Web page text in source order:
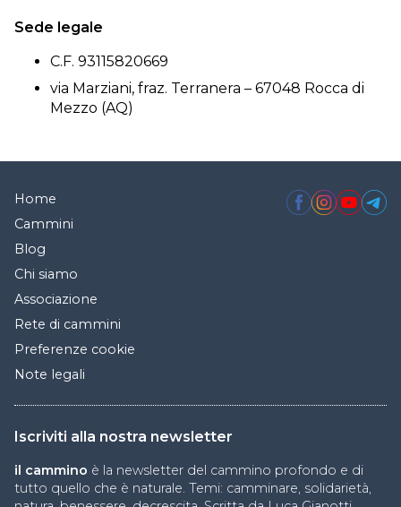
Sede legale
C.F. 93115820669
via Marziani, fraz. Terranera – 67048 Rocca di
Mezzo (AQ)
Home
Cammini
Blog
Chi siamo
Associazione
Rete di cammini
Preferenze cookie
Note legali
Iscriviti alla nostra newsletter
il cammino è la newsletter del cammino profondo e di
tutto quello che è naturale. Temi: camminare, solidarietà,